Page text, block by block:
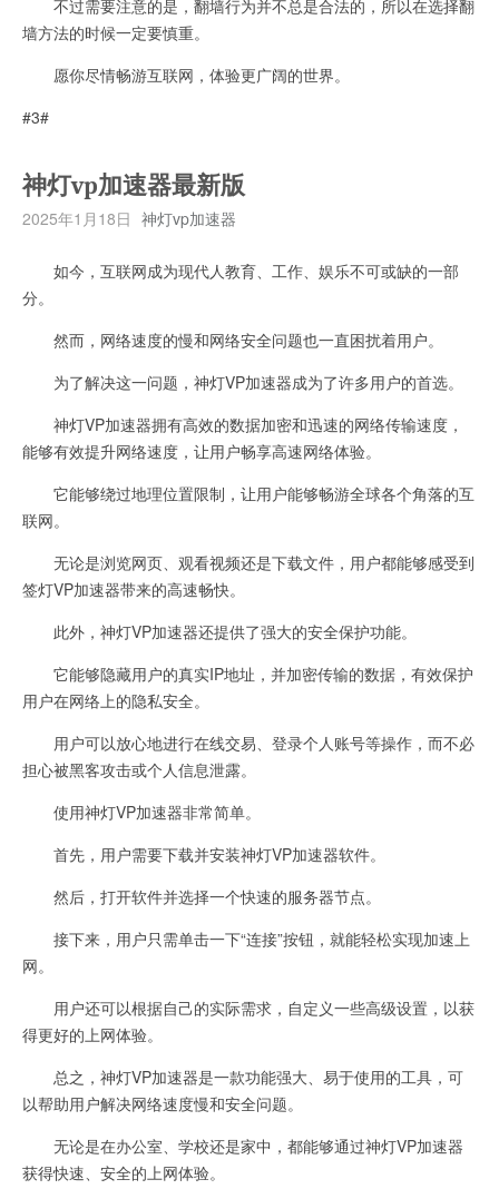
不过需要注意的是，翻墙行为并不总是合法的，所以在选择翻
墙方法的时候一定要慎重。
愿你尽情畅游互联网，体验更广阔的世界。
#3#
神灯vp加速器最新版
2025年1月18日 神灯vp加速器
如今，互联网成为现代人教育、工作、娱乐不可或缺的一部
分。
然而，网络速度的慢和网络安全问题也一直困扰着用户。
为了解决这一问题，神灯VP加速器成为了许多用户的首选。
神灯VP加速器拥有高效的数据加密和迅速的网络传输速度，
能够有效提升网络速度，让用户畅享高速网络体验。
它能够绕过地理位置限制，让用户能够畅游全球各个角落的互
联网。
无论是浏览网页、观看视频还是下载文件，用户都能够感受到
签灯VP加速器带来的高速畅快。
此外，神灯VP加速器还提供了强大的安全保护功能。
它能够隐藏用户的真实IP地址，并加密传输的数据，有效保护
用户在网络上的隐私安全。
用户可以放心地进行在线交易、登录个人账号等操作，而不必
担心被黑客攻击或个人信息泄露。
使用神灯VP加速器非常简单。
首先，用户需要下载并安装神灯VP加速器软件。
然后，打开软件并选择一个快速的服务器节点。
接下来，用户只需单击一下“连接”按钮，就能轻松实现加速上
网。
用户还可以根据自己的实际需求，自定义一些高级设置，以获
得更好的上网体验。
总之，神灯VP加速器是一款功能强大、易于使用的工具，可
以帮助用户解决网络速度慢和安全问题。
无论是在办公室、学校还是家中，都能够通过神灯VP加速器
获得快速、安全的上网体验。